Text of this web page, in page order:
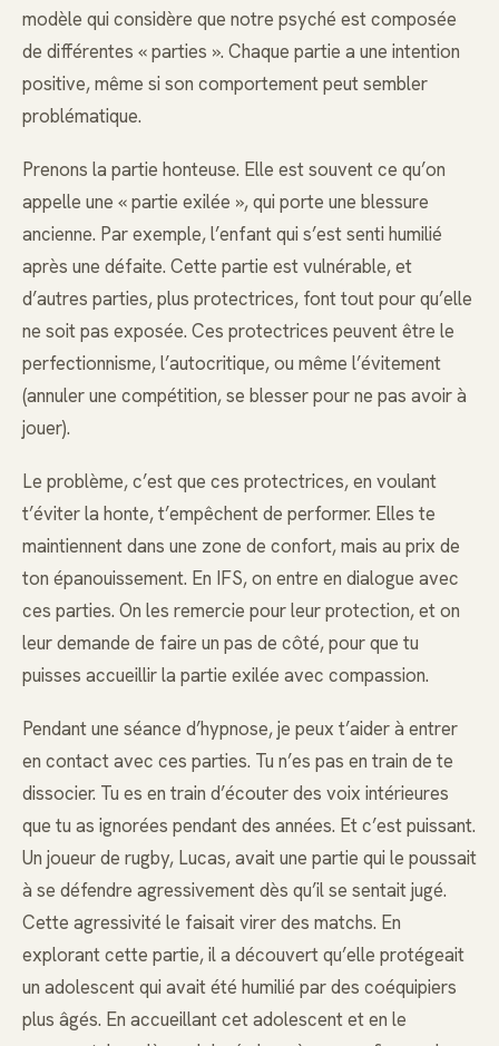
modèle qui considère que notre psyché est composée
de différentes « parties ». Chaque partie a une intention
positive, même si son comportement peut sembler
problématique.
Prenons la partie honteuse. Elle est souvent ce qu’on
appelle une « partie exilée », qui porte une blessure
ancienne. Par exemple, l’enfant qui s’est senti humilié
après une défaite. Cette partie est vulnérable, et
d’autres parties, plus protectrices, font tout pour qu’elle
ne soit pas exposée. Ces protectrices peuvent être le
perfectionnisme, l’autocritique, ou même l’évitement
(annuler une compétition, se blesser pour ne pas avoir à
jouer).
Le problème, c’est que ces protectrices, en voulant
t’éviter la honte, t’empêchent de performer. Elles te
maintiennent dans une zone de confort, mais au prix de
ton épanouissement. En IFS, on entre en dialogue avec
ces parties. On les remercie pour leur protection, et on
leur demande de faire un pas de côté, pour que tu
puisses accueillir la partie exilée avec compassion.
Pendant une séance d’hypnose, je peux t’aider à entrer
en contact avec ces parties. Tu n’es pas en train de te
dissocier. Tu es en train d’écouter des voix intérieures
que tu as ignorées pendant des années. Et c’est puissant.
Un joueur de rugby, Lucas, avait une partie qui le poussait
à se défendre agressivement dès qu’il se sentait jugé.
Cette agressivité le faisait virer des matchs. En
explorant cette partie, il a découvert qu’elle protégeait
un adolescent qui avait été humilié par des coéquipiers
plus âgés. En accueillant cet adolescent et en le